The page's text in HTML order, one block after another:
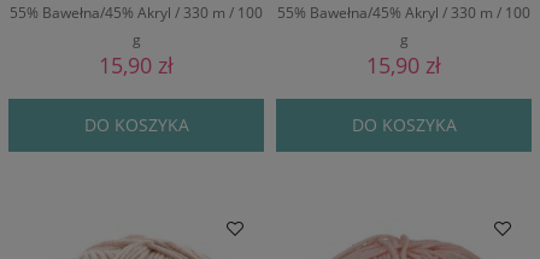
55% Bawełna/45% Akryl / 330 m / 100
g
15,90 zł
DO KOSZYKA
55% Bawełna/45% Akryl / 330 m / 100
g
15,90 zł
DO KOSZYKA